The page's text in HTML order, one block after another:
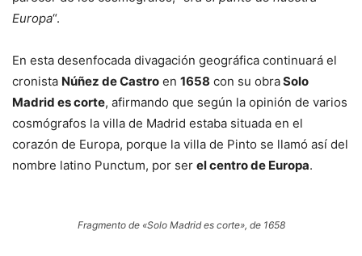
Europa“.
En esta desenfocada divagación geográfica continuará el
cronista Núñez de Castro en 1658 con su obraSolo
Madrid es corte, afirmando que según la opinión de varios
cosmógrafos la villa de Madrid estaba situada en el
corazón de Europa, porque la villa de Pinto se llamó así del
nombre latino Punctum, por ser el centro de Europa.
Fragmento de «Solo Madrid es corte», de 1658